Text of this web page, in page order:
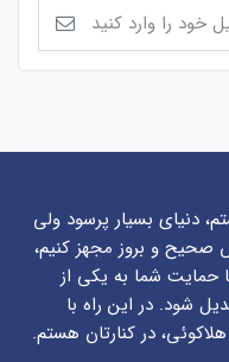
دنیای بسیار پرسود ولی
صحیح و بروز مجهز کنیم،
حمایت شما به یکی از
شود. در این راه با
در کنارتان هستم.